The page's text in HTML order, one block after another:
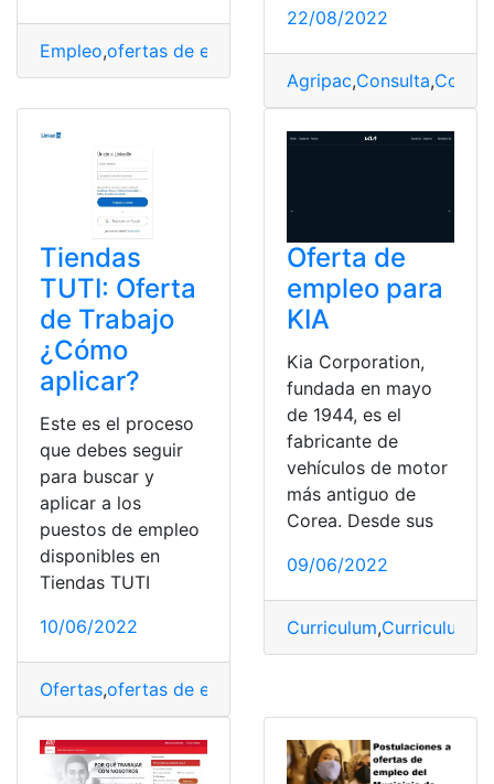
Empleo,ofertas de empleo ,propuestas,Trabajadores,
22/08/2022
Agripac,Consulta,
Tiendas
TUTI: Oferta
de Trabajo
¿Cómo
aplicar?
Este es el proceso
que debes seguir
para buscar y
aplicar a los
puestos de empleo
disponibles en
Tiendas TUTI
10/06/2022
Ofertas,ofertas de empleo
Oferta de
empleo para
KIA
Kia Corporation,
fundada en mayo
de 1944, es el
fabricante de
vehículos de motor
más antiguo de
Corea. Desde sus
09/06/2022
Curriculum,Curriculum